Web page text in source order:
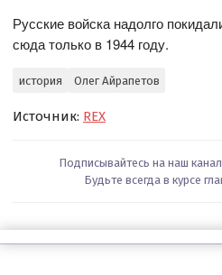
Русские войска надолго
сюда только в 1944 году.
история Олег Айрапетов
Источник: REX
Подписывайтесь на наш
Будьте всегда в курсе